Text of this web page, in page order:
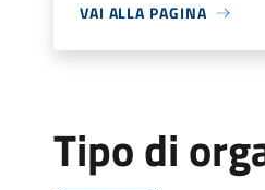
VAI ALLA PAGINA
Tipo di